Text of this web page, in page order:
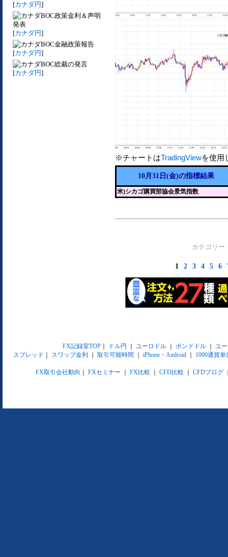
[カナダ円]
BOC政策金利＆声明
発表
[カナダ円]
BOC金融政策報告
[カナダ円]
BOC総裁の発言
[カナダ円]
※チャートはTradingViewを使用
10月31日(金)の指標結果
米)シカゴ購買部協会景気指数
カテゴリー
1 2 3 4 5 6
FX記録室TOP｜ ドル円 ユーロドル｜ ポンドドル｜ ユ
スプレッド
スワップ金利 取引可能時間 iPhone・Android 1000通貨単
FX取引会社動向 FXセミナー FX比較 CFD比較 CFDブログ